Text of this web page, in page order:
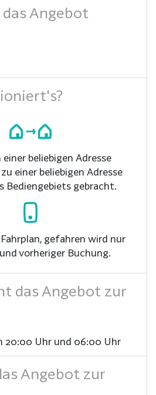
Angebot
einer beliebigen Adresse
einer beliebigen Adresse
Bediengebiets gebracht.
gefahren wird nur
vorheriger Buchung.
das Angebot zur
20:00 Uhr und 06:00 Uhr
Angebot zur